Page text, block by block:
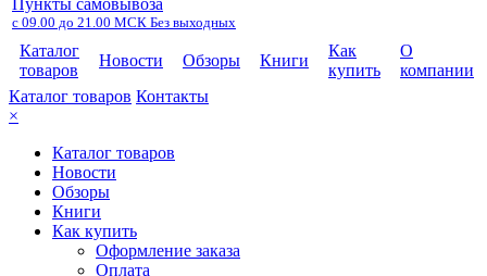
Пункты самовывоза
с 09.00 до 21.00 МСК Без выходных
Каталог
товаров
Новости Обзоры Книги
Как
купить
О
компании
Каталог товаров Контакты
×
Каталог товаров
Новости
Обзоры
Книги
Как купить
Оформление заказа
Оплата